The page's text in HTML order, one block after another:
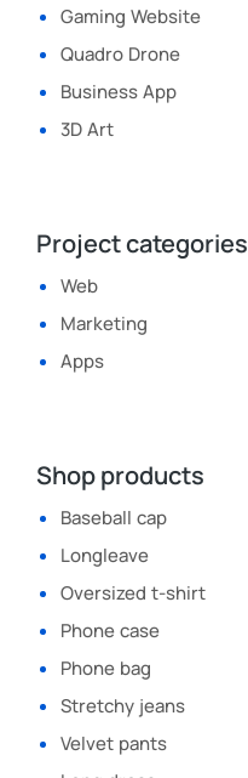
Gaming Website
Quadro Drone
Business App
3D Art
Project categories
Web
Marketing
Apps
Shop products
Baseball cap
Longleave
Oversized t-shirt
Phone case
Phone bag
Stretchy jeans
Velvet pants